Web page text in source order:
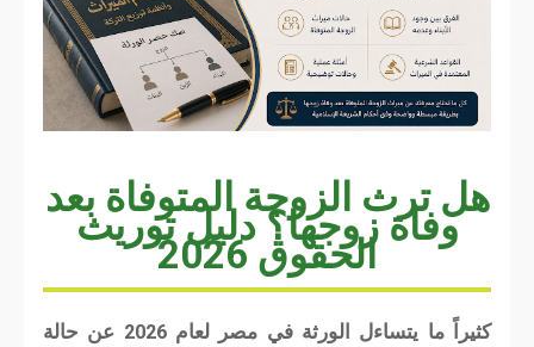
هل ترث الزوجة المتوفاة بعد
وفاة زوجها؟ دليل توريث
الحقوق 2026
كثيراً ما يتساءل الورثة في مصر لعام 2026 عن حالة